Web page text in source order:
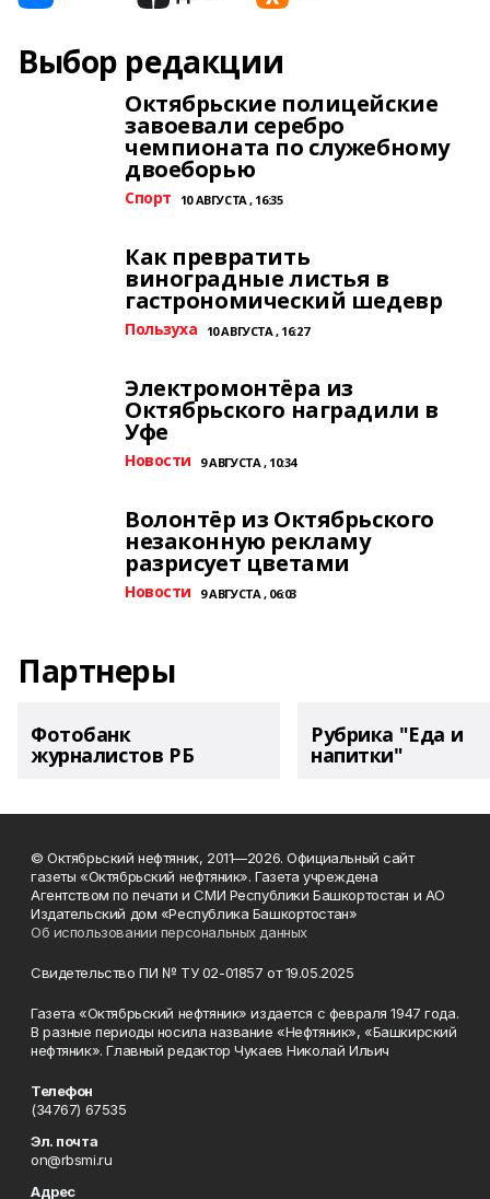
Выбор редакции
Октябрьские полицейские
завоевали серебро
чемпионата по служебному
двоеборью
Спорт 10 АВГУСТА , 16:35
Как превратить
виноградные листья в
гастрономический шедевр
Пользуха 10 АВГУСТА , 16:27
Электромонтёра из
Октябрьского наградили в
Уфе
Новости 9 АВГУСТА , 10:34
Волонтёр из Октябрьского
незаконную рекламу
разрисует цветами
Новости 9 АВГУСТА , 06:03
Партнеры
Фотобанк
журналистов РБ
Рубрика "Еда и
напитки"
© Октябрьский нефтяник, 2011—2026. Официальный сайт
газеты «Октябрьский нефтяник». Газета учреждена
Агентством по печати и СМИ Республики Башкортостан и АО
Издательский дом «Республика Башкортостан»
Об использовании персональных данных
Свидетельство ПИ № ТУ 02-01857 от 19.05.2025
Газета «Октябрьский нефтяник» издается с февраля 1947 года.
В разные периоды носила название «Нефтяник», «Башкирский
нефтяник». Главный редактор Чукаев Николай Ильич
Телефон
(34767) 67535
Эл. почта
on@rbsmi.ru
Адрес